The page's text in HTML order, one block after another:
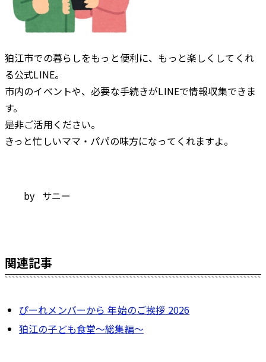
狛江市での暮らしをもっと便利に、もっと楽しくしてくれ
る公式LINE。
市内のイベントや、必要な手続きがLINEで情報収集できま
す。
是非ご活用ください。
きっと忙しいママ・パパの味方になってくれますよ。
by サニー
関連記事
ぴーれメンバーから 年始のご挨拶 2026
狛江の子ども食堂〜総集編〜